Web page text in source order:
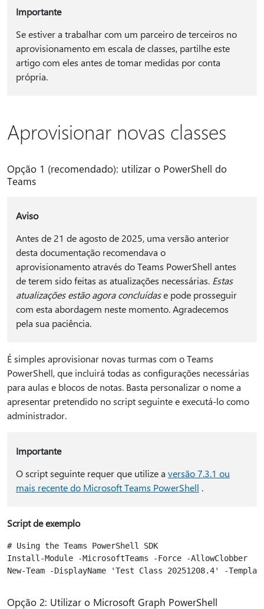
Importante
Se estiver a trabalhar com um parceiro de terceiros no
aprovisionamento em escala de classes, partilhe este
artigo com eles antes de tomar medidas por conta
própria.
Aprovisionar novas classes
Opção 1 (recomendado): utilizar o PowerShell do
Teams
Aviso
Antes de 21 de agosto de 2025, uma versão anterior
desta documentação recomendava o
aprovisionamento através do Teams PowerShell antes
de terem sido feitas as atualizações necessárias. Estas
atualizações estão agora concluídase pode prosseguir
com esta abordagem neste momento. Agradecemos
pela sua paciência.
É simples aprovisionar novas turmas com o Teams
PowerShell, que incluirá todas as configurações necessárias
para aulas e blocos de notas. Basta personalizar o nome a
apresentar pretendido no script seguinte e executá-lo como
administrador.
Importante
O script seguinte requer que utilize a versão 7.3.1 ou
mais recente do Microsoft Teams PowerShell .
Script de exemplo
# Using the Teams PowerShell SDK
Install-Module -MicrosoftTeams -Force -AllowClobber
Opção 2: Utilizar o Microsoft Graph PowerShell